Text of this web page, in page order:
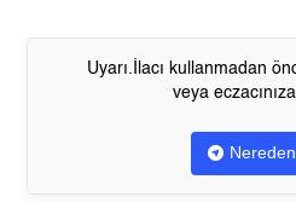
Uyarı.İlacı kullanmadan
veya
Nereden